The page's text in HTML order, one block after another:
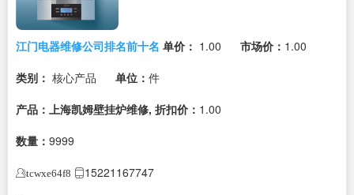
江门电器维修公司排名前十名 单价： 1.00 市场价： 1.00
类别： 核心产品 单位： 件
产品：上海凯姆壁挂炉维修, 折扣价： 1.00
数量： 9999
tcwxe64f8 15221167747